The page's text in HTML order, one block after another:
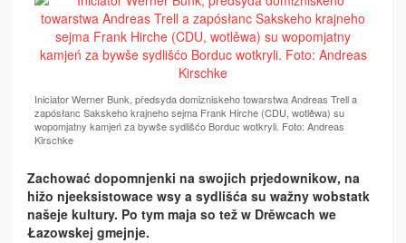
Iniciator Werner Bunk, předsyda domizniskeho towarstwa Andreas Trell a
zapósłanc Sakskeho krajneho sejma Frank Hirche (CDU, wotlěwa) su
wopomjatny kamjeń za bywše sydlišćo Borduc wotkryli. Foto: Andreas
Kirschke
Zachować dopomnjenki na swojich prjedownikow, na
hižo njeeksistowace wsy a sydlišća su wažny wobstatk
našeje kultury. Po tym maja so tež w Drěwcach we
Łazowskej gmejnje.